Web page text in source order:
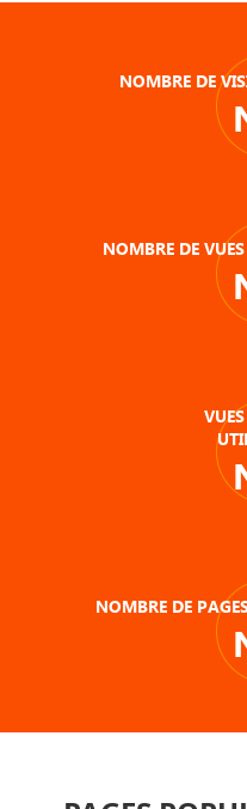
NOMBRE DE
NOMBRE DE
NOMBRE DE